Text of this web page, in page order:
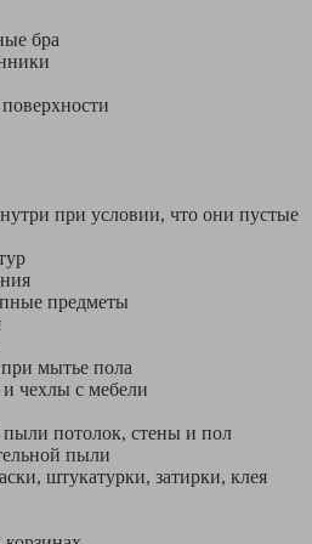
бра
при условии, что они пустые
предметы
мытье пола
чехлы с мебели
пыли потолок, стены и пол
пыли
штукатурки, затирки, клея